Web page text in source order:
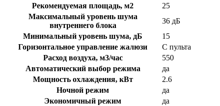
Рекомендуемая площадь, м2
25
Максимальный уровень шума
внутреннего блока
36 дБ
Минимальный уровень шума, дБ
15
Горизонтальное управление жалюзи
С пульта
Расход воздуха, м3/час
550
Автоматический выбор режима
да
Мощность охлаждения, кВт
2.6
Ночной режим
да
Экономичный режим
да